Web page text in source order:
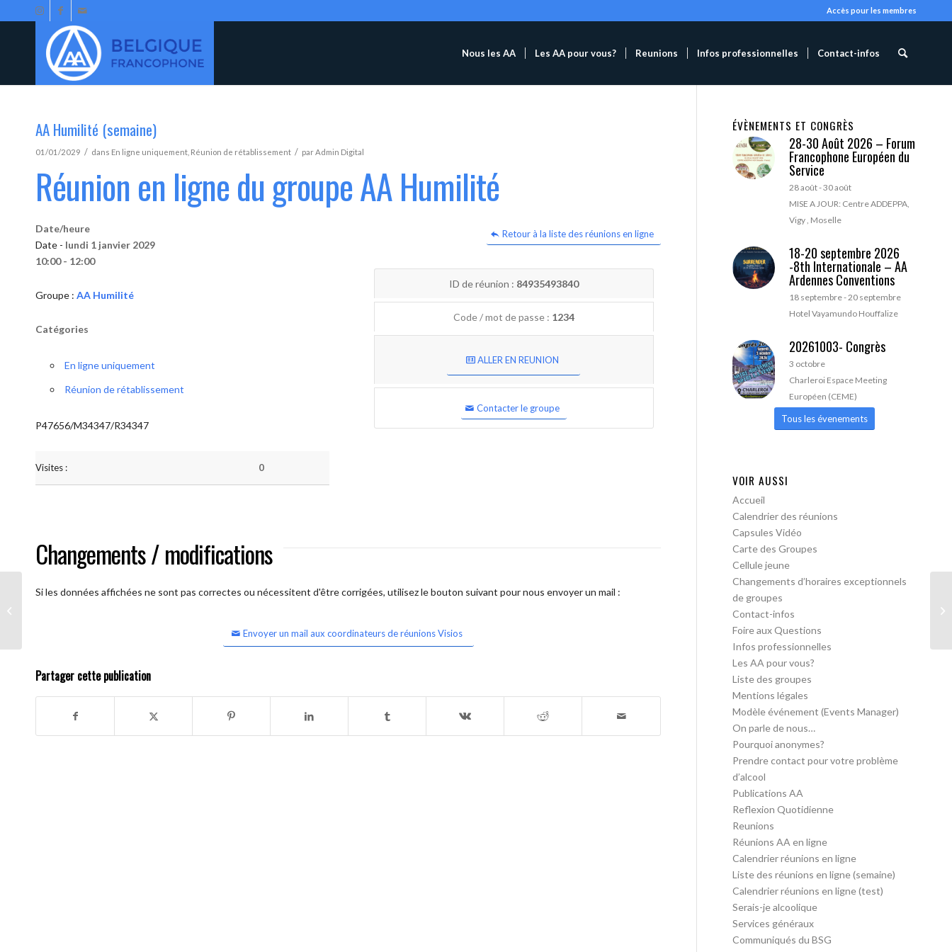
Accès pour les membres
Nous les AA Les AA pour vous? Reunions Infos professionnelles Contact-infos
AA Humilité (semaine)
01/01/2029 / dans En ligne uniquement Réunion de rétablissement / parAdmin Digital
Réunion en ligne du groupe AA Humilité
Retour à la liste des réunions en ligne
Date/heure
Date - lundi 1 janvier 2029
10:00 - 12:00
Groupe : AA Humilité
Catégories
En ligne uniquement
Réunion de rétablissement
P47656/M34347/R34347
Visites : 0
ID de réunion : 84935493840
Code / mot de passe : 1234
ALLER EN REUNION
Contacter le groupe
Changements / modifications
Si les données affichées ne sont pas correctes ou nécessitent d'être corrigées, utilisez le bouton suivant pour nous envoyer un mail :
Envoyer un mail aux coordinateurs de réunions Visios
Partager cette publication
ÉVÈNEMENTS ET CONGRÈS
28-30 Août 2026 – Forum
Francophone Européen du
Service
28 août-30 août
MISE A JOUR: Centre ADDEPPA,
Vigy , Moselle
18-20 septembre 2026
-8th Internationale – AA
Ardennes Conventions
18 septembre-20 septembre
Hotel Vayamundo Houffalize
20261003- Congrès
3 octobre
Charleroi Espace Meeting
Européen (CEME)
Tous les évenements
VOIR AUSSI
Accueil
Calendrier des réunions
Capsules Vidéo
Carte des Groupes
Cellule jeune
Changements d’horaires exceptionnels
de groupes
Contact-infos
Foire aux Questions
Infos professionnelles
Les AA pour vous?
Liste des groupes
Mentions légales
Modèle événement (Events Manager)
On parle de nous…
Pourquoi anonymes?
Prendre contact pour votre problème
d’alcool
Publications AA
Reflexion Quotidienne
Reunions
Réunions AA en ligne
Calendrier réunions en ligne
Liste des réunions en ligne (semaine)
Calendrier réunions en ligne (test)
Serais-je alcoolique
Services généraux
Communiqués du BSG